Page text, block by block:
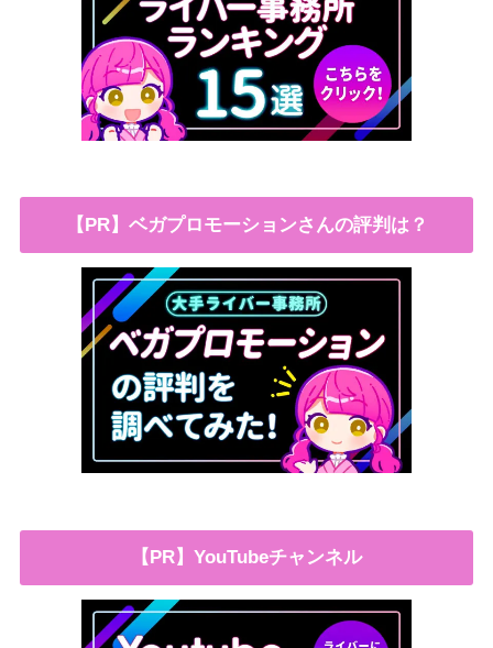
【PR】ベガプロモーションさんの評判は？
【PR】YouTubeチャンネル